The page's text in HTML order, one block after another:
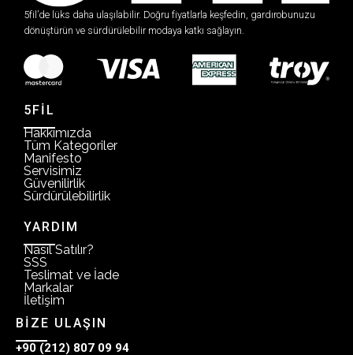
5fil’de lüks daha ulaşılabilir. Doğru fiyatlarla keşfedin, gardırobunuzu
dönüştürün ve sürdürülebilir modaya katkı sağlayın.
5FİL
Hakkımızda
Tüm Kategoriler
Manifesto
Servisimiz
Güvenilirlik
Sürdürülebilirlik
YARDIM
Nasıl Satılır?
SSS
Teslimat ve İade
Markalar
İletişim
BİZE ULAŞIN
+90 (212) 807 09 94